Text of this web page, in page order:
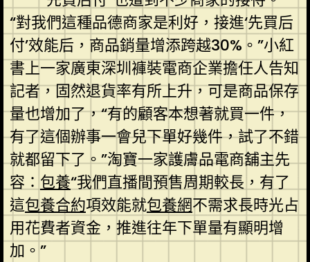
“對我們這種品德商家是利好，接進‘先買后
付’效能后，商品銷量增添跨越30%。”小紅
書上一家廣東深圳褲裝電商企業擔任人告知
記者，固然退貨率有所上升，可是商品保存
量也增加了，“有的顧客本想著就買一件，
有了這個辦事一會兒下單好幾件，試了不錯
就都留下了。”淘寶一家護膚品電商舖主先
容： 包養“我們直播間預售周期較長，有了
這包養合約項效能就包養網不需求長時光占
用花費者資金，推進往年下單量有顯明增
加。”